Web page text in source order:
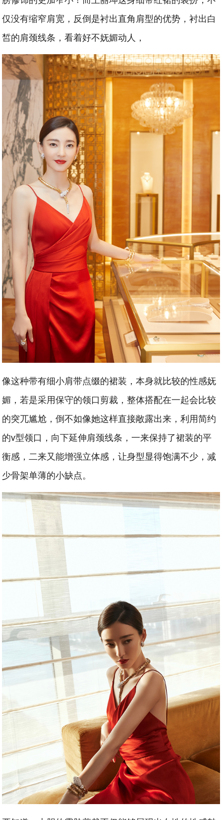
仅没有缩窄肩宽，反倒是衬出直角肩型的优势，衬出白
皙的肩颈线条，看着好不妩媚动人，
像这种带有细小肩带点缀的裙装，本身就比较的性感妩
媚，若是采用保守的领口剪裁，整体搭配在一起会比较
的突兀尴尬，倒不如像她这样直接敞露出来，利用简约
的v型领口，向下延伸肩颈线条，一来保持了裙装的平
衡感，二来又能增强立体感，让身型显得饱满不少，减
少骨架单薄的小缺点。